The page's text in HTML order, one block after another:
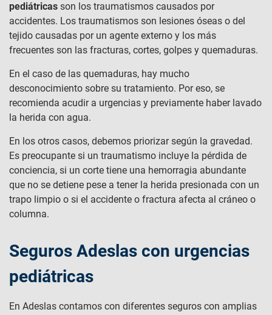
pediátricas son los traumatismos causados por
accidentes. Los traumatismos son lesiones óseas o del
tejido causadas por un agente externo y los más
frecuentes son las fracturas, cortes, golpes y quemaduras.
En el caso de las quemaduras, hay mucho
desconocimiento sobre su tratamiento. Por eso, se
recomienda acudir a urgencias y previamente haber lavado
la herida con agua.
En los otros casos, debemos priorizar según la gravedad.
Es preocupante si un traumatismo incluye la pérdida de
conciencia, si un corte tiene una hemorragia abundante
que no se detiene pese a tener la herida presionada con un
trapo limpio o si el accidente o fractura afecta al cráneo o
columna.
Seguros Adeslas con urgencias
pediátricas
En Adeslas contamos con diferentes seguros con amplias